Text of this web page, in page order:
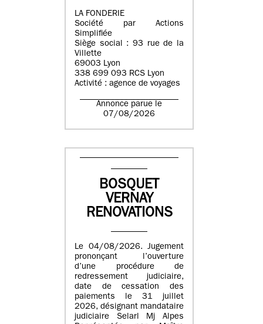
LA FONDERIE
Société par Actions
Simplifiée
Siège social : 93 rue de la
Villette
69003 Lyon
338 699 093 RCS Lyon
Activité : agence de voyages
Annonce parue le
07/08/2026
BOSQUET
VERNAY
RENOVATIONS
Le 04/08/2026. Jugement
prononçant l’ouverture
d’une procédure de
redressement judiciaire,
date de cessation des
paiements le 31 juillet
2026, désignant mandataire
judiciaire Selarl Mj Alpes